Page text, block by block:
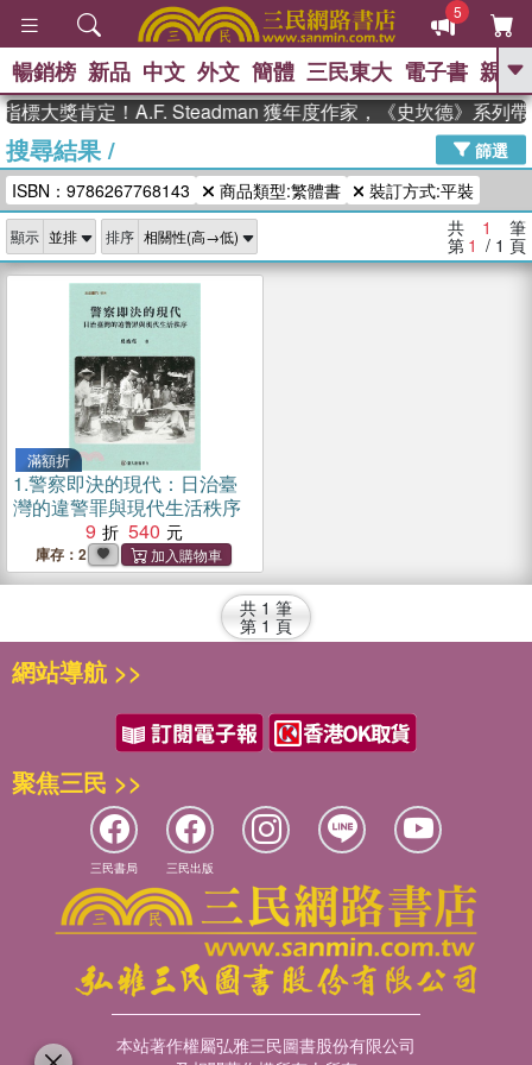
5
GO
The Odyssey 、
父親節 、 如果歷史是一群喵 、 暑期
推薦 、 國際布克獎 臺灣漫遊錄 、
念華 、 台灣的李登輝時代 、 數學女
孩：黎曼猜想
偉大的迷走神經
暢銷榜 新品 中文 外文 簡體 三民東大 電子書 親子
標大獎肯定！A.F. Steadman 獲年度作家，《史坎德》系列帶
搜尋結果/
篩選
ISBN：9786267768143
商品類型:繁體書 裝訂方式:平裝
顯示 排序 共 1 筆
第 1 / 1 頁
滿額折
1.警察即決的現代：日治臺
灣的違警罪與現代生活秩序
9
540
庫存：2
共 1 筆
第 1 頁
網站導航 >>
聚焦三民 >>
三民書局 三民出版
本站著作權屬弘雅三民圖書股份有限公司